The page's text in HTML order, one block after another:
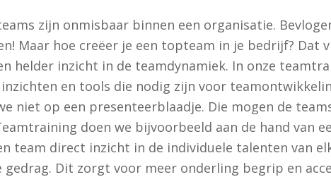
zijn onmisbaar binnen een organisatie.
Maar hoe creëer je een topteam in je bedrijf? Dat
helder inzicht in de teamdynamiek. In onze
en tools die nodig zijn voor
niet op een presenteerblaadje. Die mogen de
doen we bijvoorbeeld aan de hand van
team direct inzicht in de individuele talenten van
gedrag. Dit zorgt voor meer onderling begrip en